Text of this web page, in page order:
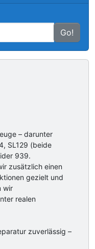
Go!
– darunter
SL129 (beide
939.
zusätzlich einen
gezielt und
wir
realen
zuverlässig –